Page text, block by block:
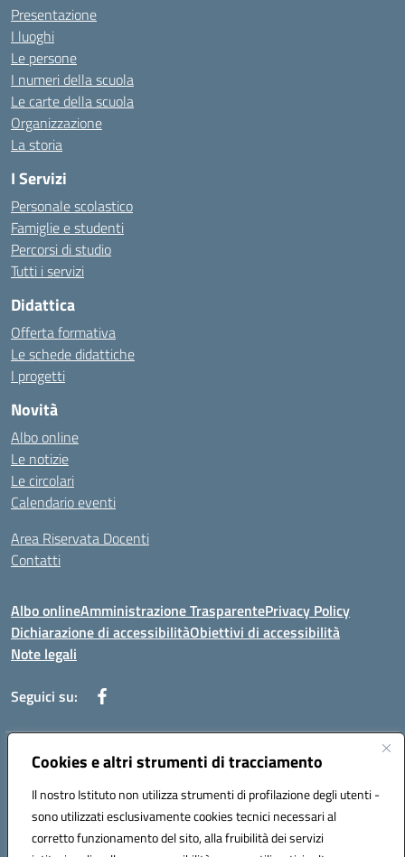
Cookies e altri strumenti di tracciamento
Il nostro Istituto non utilizza strumenti di profilazione degli utenti -
sono utilizzati esclusivamente cookies tecnici necessari al
corretto funzionamento del sito, alla fruibilità dei servizi
Presentazione
I luoghi
Le persone
I numeri della scuola
Le carte della scuola
Organizzazione
La storia
I Servizi
Personale scolastico
Famiglie e studenti
Percorsi di studio
Tutti i servizi
Didattica
Offerta formativa
Le schede didattiche
I progetti
Novità
Albo online
Le notizie
Le circolari
Calendario eventi
Area Riservata Docenti
Contatti
Albo onlineAmministrazione TrasparentePrivacy Policy
Dichiarazione di accessibilitàObiettivi di accessibilità
Note legali
Seguici su:
Indirizzo:Via Rimembranza,33 – 81020 Casapulla (CE)
Posta elettronica certificata (PEC):ceic82800v@pec.istruzione.it
Codice fiscale: 94007130613
Codice meccanografico: CEIC82800V